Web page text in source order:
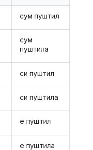
сум пуштил
сум
пуштила
си пуштил
си пуштила
е пуштил
е пуштила